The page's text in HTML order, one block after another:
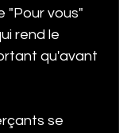
"Pour vous"
rend le
qu'avant
se